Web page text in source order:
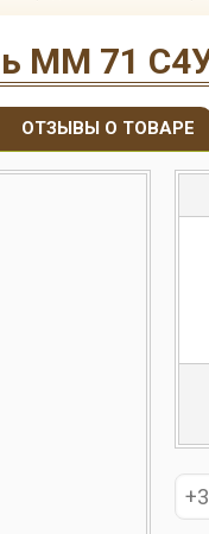
ММ 71
ОТЗЫВЫ О ТОВАРЕ